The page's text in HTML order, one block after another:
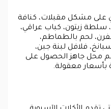
على مشكل مقبلات، كنافة
زيتون، كباب عراقي،
لحم بالطماطم،
فلافل لبنة جبن،
محل جاهز الحصول على
بأسعار معقولة.